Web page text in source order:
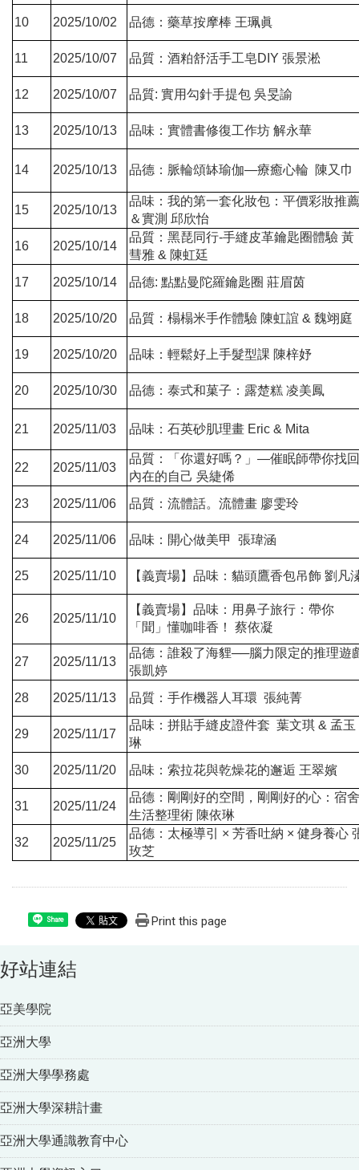
10 2025/10/02 品德：藥草按摩棒 王珮眞
11 2025/10/07 品質：酒粕舒活手工皂DIY 張景淞
12 2025/10/07 品質: 實用勾針手提包 吳旻諭
13 2025/10/13 品味：實體書修復工作坊 解永華
14 2025/10/13 品德：脈輪頌缽瑜伽—療癒心輪 陳又巾
15 2025/10/13
品味：我的第一套化妝包：平價彩妝推薦
＆實測 邱欣怡
16
2025/10/14
品質：黑琵同行-手縫皮革鑰匙圈體驗 黃
彗雅 & 陳虹廷
17
2025/10/14 品德: 點點曼陀羅鑰匙圈 莊眉茵
18 2025/10/20 品質：榻榻米手作體驗 陳虹誼 & 魏翊庭
19 2025/10/20 品味：輕鬆好上手髮型課 陳梓妤
20 2025/10/30 品德：泰式和菓子：露楚糕 凌美鳳
21 2025/11/03 品味：石英砂肌理畫 Eric & Mita
22 2025/11/03
品質：「你還好嗎？」—催眠師帶你找回
內在的自己 吳緁俙
23
2025/11/06 品質：流體話。流體畫 廖雯玲
24 2025/11/06 品味：開心做美甲 張瑋涵
25 2025/11/10 【義賣場】品味：貓頭鷹香包吊飾 劉凡
26 2025/11/10
【義賣場】品味：用鼻子旅行：帶你
「聞」懂咖啡香！ 蔡依凝
27 2025/11/13
品德：誰殺了海貍──腦力限定的推理遊
張凱婷
28
2025/11/13 品質：手作機器人耳環 張純菁
29 2025/11/17
品味：拼貼手縫皮證件套 葉文琪 & 孟玉
琳
30
2025/11/20 品味：索拉花與乾燥花的邂逅 王翠嬪
31 2025/11/24
品德：剛剛好的空間，剛剛好的心：宿舍
生活整理術 陳依琳
32
2025/11/25
品德：太極導引 × 芳香吐納 × 健身養心
玫芝
Share Print this page
好站連結
亞美學院
亞洲大學
亞洲大學學務處
亞洲大學深耕計畫
亞洲大學通識教育中心